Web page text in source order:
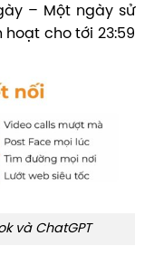
– Một ngày sử
hoạt cho tới 23:59
và ChatGPT